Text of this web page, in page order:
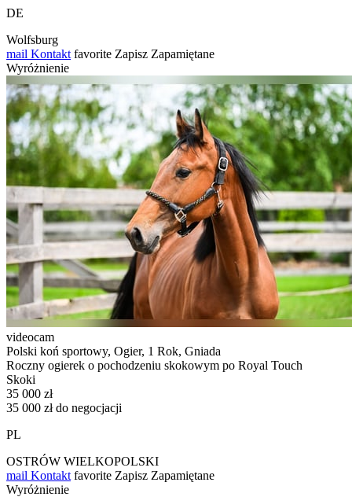
DE
Wolfsburg
mail Kontakt favorite Zapisz Zapamiętane
Wyróżnienie
videocam
Polski koń sportowy, Ogier, 1 Rok, Gniada
Roczny ogierek o pochodzeniu skokowym po Royal Touch
Skoki
35 000 zł
35 000 zł do negocjacji
PL
OSTRÓW WIELKOPOLSKI
mail Kontakt favorite Zapisz Zapamiętane
Wyróżnienie